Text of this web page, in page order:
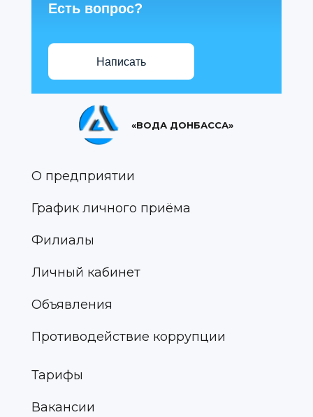
Есть вопрос?
Написать
«ВОДА ДОНБАССА»
О предприятии
График личного приёма
Филиалы
Личный кабинет
Объявления
Противодействие коррупции
Тарифы
Вакансии